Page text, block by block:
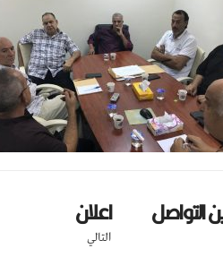
التواصل
اعلان
التالي